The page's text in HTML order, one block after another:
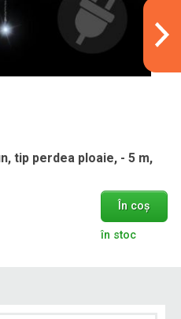
tip perdea ploaie, - 5 m,
În coș
în stoc